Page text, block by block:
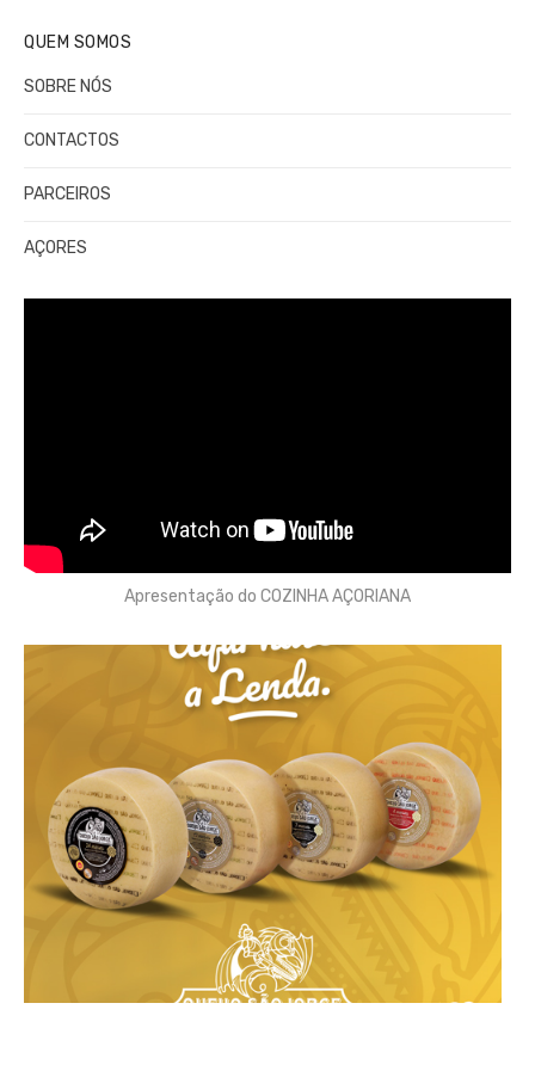
QUEM SOMOS
SOBRE NÓS
CONTACTOS
PARCEIROS
AÇORES
Apresentação do COZINHA AÇORIANA